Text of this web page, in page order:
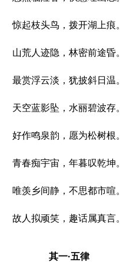
惊起枝头鸟，拨开湖上痕。
山荒人迹隐，林密前途昏。
最赏浮云淡，犹披斜日温。
天空蓝影坠，水丽碧波存。
好作鸣泉韵，愿为松树根。
青春痴宇宙，年暮叹乾坤。
唯羡乡间静，不思都市喧。
故人拟顽笑，趣话属真言。
其一·五律